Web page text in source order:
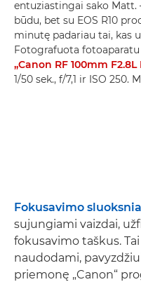
entuziastingai sako Matt.
būdu, bet su EOS R10
minutę padariau tai, kas
Fotografuota fotoaparatu
„Canon RF 100mm F2.8L
1/50 sek., f/7,1 ir ISO 250.
Fokusavimo
sujungiami vaizdai,
fokusavimo taškus.
naudodami,
priemonę „Canon“